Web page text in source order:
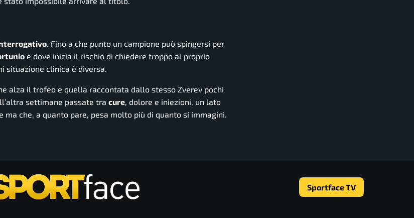
. Fino a che punto un campione può spingersi per
e dove inizia il rischio di chiedere troppo al proprio
situazione clinica è diversa.
alza il trofeo e quella raccontata dallo stesso Zverev pochi
settimane passate tra cure, dolore e iniezioni, un lato
che, a quanto pare, pesa molto più di quanto si immagini.
Sportface TV